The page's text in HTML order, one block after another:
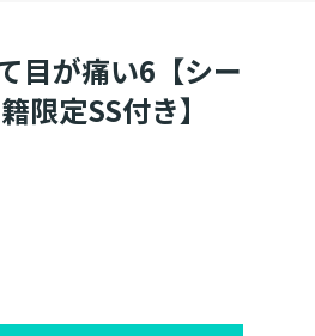
目が痛い6【シー
限定SS付き】